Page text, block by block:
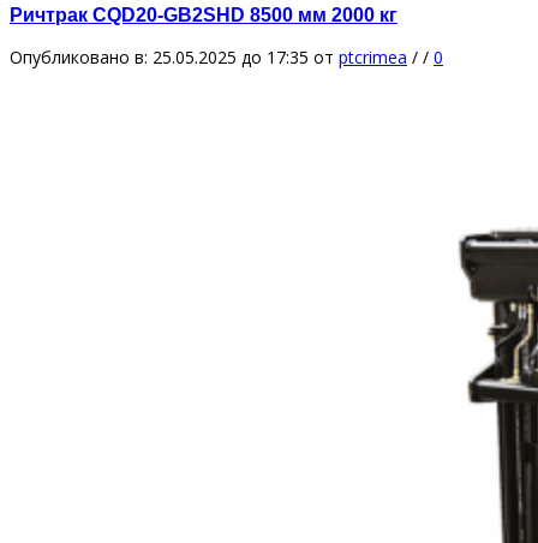
Ричтрак CQD20-GB2SHD 8500 мм 2000 кг
Опубликовано в: 25.05.2025 до 17:35 от ptcrimea / / 0